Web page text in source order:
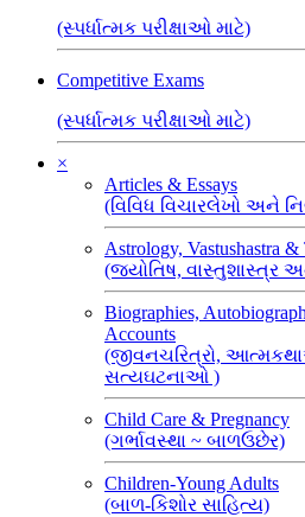
(સ્પર્ધાત્મક પરીક્ષાઓ માટે)
Competitive Exams
(સ્પર્ધાત્મક પરીક્ષાઓ માટે)
×
Articles & Essays
(વિવિધ વિચારલેખો અને
Astrology, Vastushastra &
(જ્યોતિષ, વાસ્તુશાસ્ત્ર
Biographies,
Accounts
(જીવનચરિત્રો,
સત્યઘટનાઓ )
Child Care & Pregnancy
(ગર્ભાવસ્થા ~ બાળઉછેર)
Children-Young Adults
(બાળ-કિશોર સાહિત્ય)